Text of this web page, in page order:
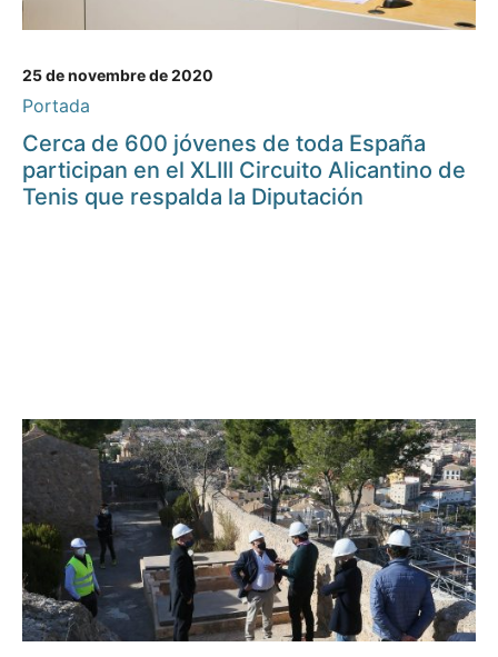
25 de novembre de 2020
Portada
Cerca de 600 jóvenes de toda España
participan en el XLIII Circuito Alicantino de
Tenis que respalda la Diputación